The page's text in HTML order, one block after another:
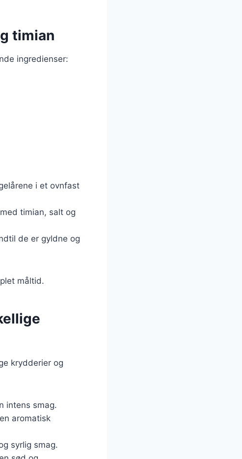
timian
ingredienser:
i et ovnfast
timian, salt og
de er gyldne og
måltid.
krydderier og
intens smag.
aromatisk
syrlig smag.